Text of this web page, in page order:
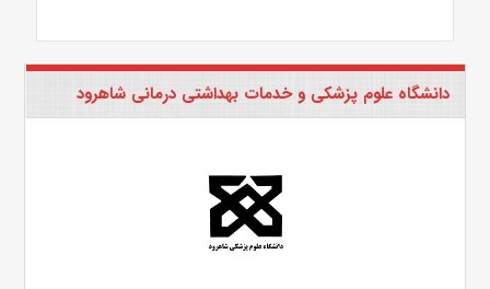
دانشگاه علوم پزشکی و خدمات بهداشتی درمانی شاهرود